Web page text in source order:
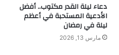
دعاء ليلة القدر مكتوب.. أفضل
الأدعية المستحبة في أعظم
ليلة في رمضان
مارس 13, 2026